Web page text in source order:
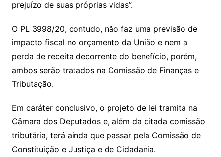
prejuízo de suas próprias vidas”.
O PL 3998/20, contudo, não faz uma previsão de
impacto fiscal no orçamento da União e nem a
perda de receita decorrente do benefício, porém,
ambos serão tratados na Comissão de Finanças e
Tributação.
Em caráter conclusivo, o projeto de lei tramita na
Câmara dos Deputados e, além da citada comissão
tributária, terá ainda que passar pela Comissão de
Constituição e Justiça e de Cidadania.